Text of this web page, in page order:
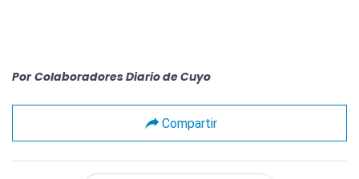
Por Colaboradores Diario de Cuyo
Compartir